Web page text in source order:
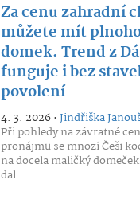
Za cenu zahradní
můžete mít
domek. Trend z
funguje i bez
povolení
4. 3. 2026 •Jindřiška
Při pohledy na závratné
pronájmu se mnozí Češi
na docela maličký
dal...